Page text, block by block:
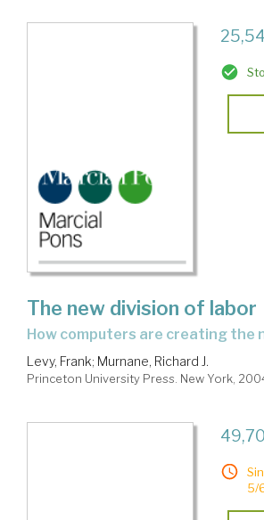
The new division of labor
how computers are creating the
Levy, Frank; Murnane, Richard J.
Princeton University Press. New York,
5/